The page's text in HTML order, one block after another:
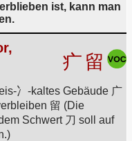
ist, kann man
疒 留
冫-kaltes Gebäude 广
留 (Die
Schwert 刀 soll auf